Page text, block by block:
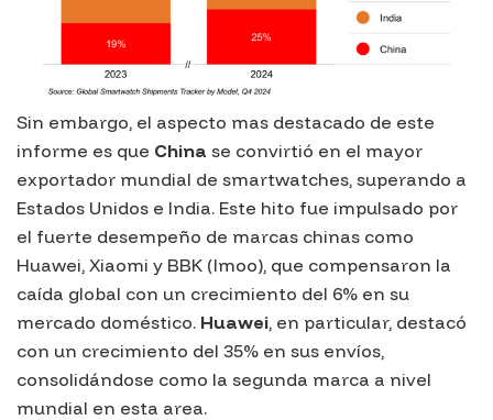
Sin embargo, el aspecto mas destacado de este
informe es que China se convirtió en el mayor
exportador mundial de smartwatches, superando a
Estados Unidos e India. Este hito fue impulsado por
el fuerte desempeño de marcas chinas como
Huawei, Xiaomi y BBK (Imoo), que compensaron la
caída global con un crecimiento del 6% en su
mercado doméstico. Huawei, en particular, destacó
con un crecimiento del 35% en sus envíos,
consolidándose como la segunda marca a nivel
mundial en esta area.